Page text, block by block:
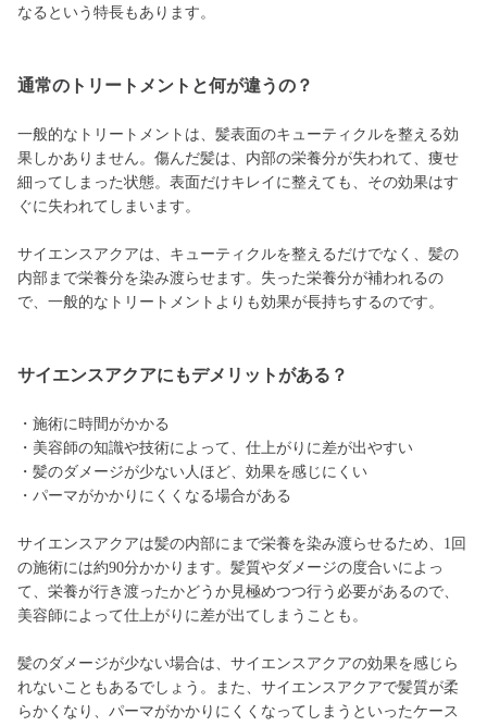
なるという特長もあります。
通常のトリートメントと何が違うの？
一般的なトリートメントは、髪表面のキューティクルを整える効
果しかありません。傷んだ髪は、内部の栄養分が失われて、痩せ
細ってしまった状態。表面だけキレイに整えても、その効果はす
ぐに失われてしまいます。
サイエンスアクアは、キューティクルを整えるだけでなく、髪の
内部まで栄養分を染み渡らせます。失った栄養分が補われるの
で、一般的なトリートメントよりも効果が長持ちするのです。
サイエンスアクアにもデメリットがある？
・施術に時間がかかる
・美容師の知識や技術によって、仕上がりに差が出やすい
・髪のダメージが少ない人ほど、効果を感じにくい
・パーマがかかりにくくなる場合がある
サイエンスアクアは髪の内部にまで栄養を染み渡らせるため、1回
の施術には約90分かかります。髪質やダメージの度合いによっ
て、栄養が行き渡ったかどうか見極めつつ行う必要があるので、
美容師によって仕上がりに差が出てしまうことも。
髪のダメージが少ない場合は、サイエンスアクアの効果を感じら
れないこともあるでしょう。また、サイエンスアクアで髪質が柔
らかくなり、パーマがかかりにくくなってしまうといったケース